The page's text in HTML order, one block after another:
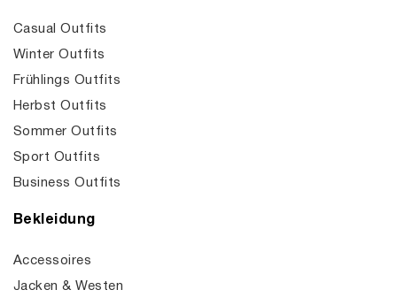
Casual Outfits
Winter Outfits
Frühlings Outfits
Herbst Outfits
Sommer Outfits
Sport Outfits
Business Outfits
Bekleidung
Accessoires
Jacken & Westen